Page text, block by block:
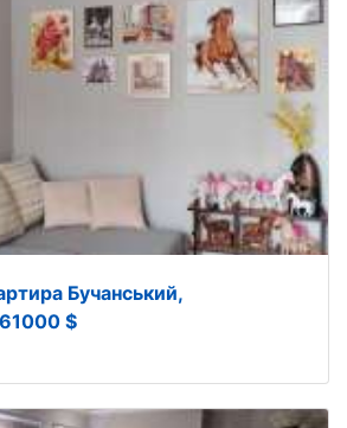
Бучанський,
$